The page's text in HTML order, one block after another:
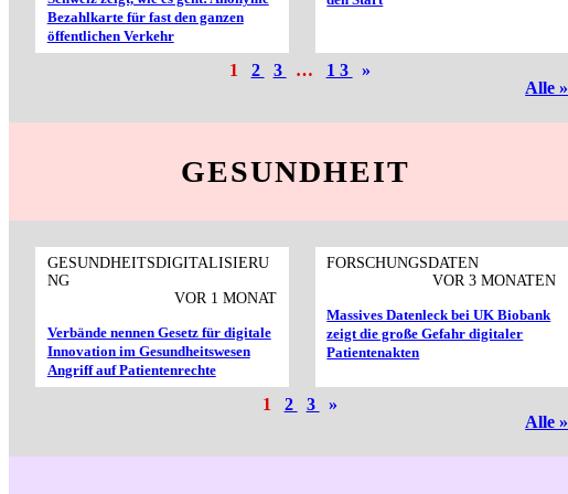
Bezahlkarte für fast den ganzen
öffentlichen Verkehr
1 2 3 … 13
»
Alle »
GESUNDHEIT
GESUNDHEITSDIGITALISIERU
NG
VOR 1 MONAT
Verbände nennen Gesetz für digitale
Innovation im Gesundheitswesen
Angriff auf Patientenrechte
FORSCHUNGSDATEN
VOR 3 MONATEN
Massives Datenleck bei UK Biobank
zeigt die große Gefahr digitaler
Patientenakten
1 2 3
»
Alle »